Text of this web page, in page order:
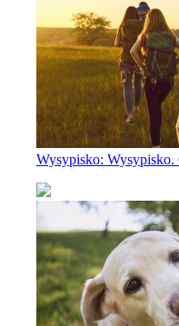
Wysypisko: Wysypisko.